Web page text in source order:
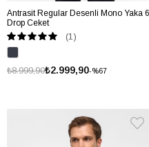
Antrasit Regular Desenli Mono Yaka 6
Drop Ceket
(1)
%67
₺2.999,90
₺8.999,90